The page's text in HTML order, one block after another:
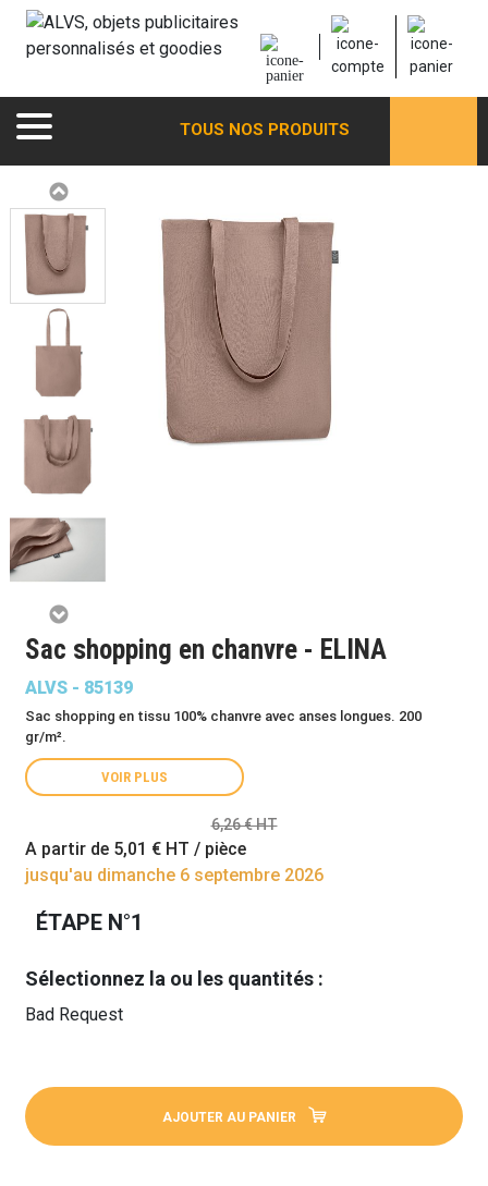
TOUS NOS PRODUITS
Sac shopping en chanvre - ELINA
ALVS - 85139
Sac shopping en tissu 100% chanvre avec anses longues. 200
gr/m².
VOIR PLUS
6,26 € HT
A partir de 5,01 € HT / pièce
jusqu'au dimanche 6 septembre 2026
ÉTAPE N°1
Sélectionnez la ou les quantités :
Bad Request
AJOUTER AU PANIER